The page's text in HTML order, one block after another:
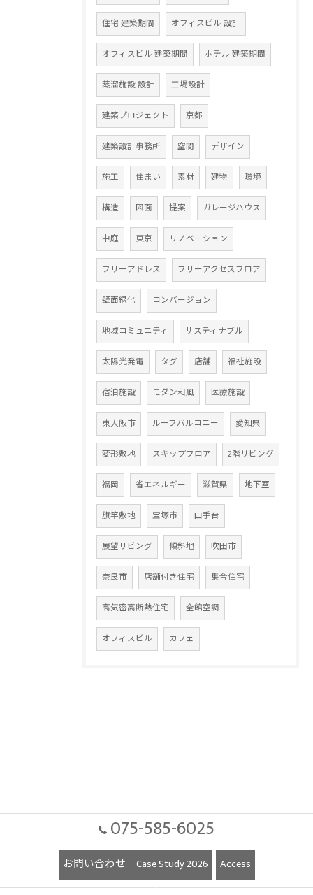
住宅 建築期間 オフィスビル 設計
オフィスビル 建築期間 ホテル 建築期間
蒸溜施設 設計 工場設計
建築プロジェクト 京都
建築設計事務所 空間 デザイン
施工 住まい 素材 建物 環境
構造 図面 提案 ガレージハウス
中庭 東京 リノベーション
フリーアドレス フリーアクセスフロア
壁面緑化 コンバージョン
地域コミュニティ サスティナブル
太陽光発電 タグ 店舗 福祉施設
宿泊施設 モダン和風 医療施設
東大阪市 ルーフバルコニー 愛知県
変形敷地 スキップフロア 2階リビング
福岡 省エネルギー 滋賀県 地下室
旗竿敷地 宝塚市 山手台
展望リビング 傾斜地 吹田市
奈良市 店舗付き住宅 集合住宅
高気密高断熱住宅 全館空調
オフィスビル カフェ
075-585-6025
お問い合わせ｜Case Study 2026 Access